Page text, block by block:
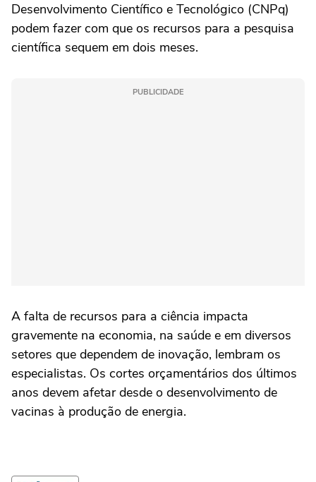
Desenvolvimento Científico e Tecnológico (CNPq)
podem fazer com que os recursos para a pesquisa
científica sequem em dois meses.
PUBLICIDADE
A falta de recursos para a ciência impacta
gravemente na economia, na saúde e em diversos
setores que dependem de inovação, lembram os
especialistas. Os cortes orçamentários dos últimos
anos devem afetar desde o desenvolvimento de
vacinas à produção de energia.